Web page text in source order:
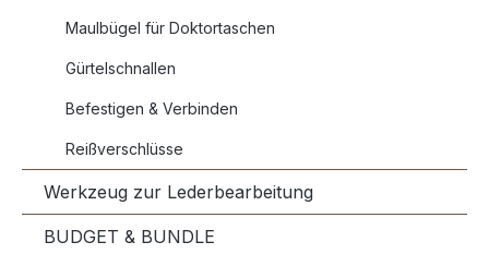
Maulbügel für Doktortaschen
Gürtelschnallen
Befestigen & Verbinden
Reißverschlüsse
Werkzeug zur Lederbearbeitung
BUDGET & BUNDLE